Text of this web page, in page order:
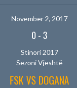
November 2, 2017
0 - 3
Stinori 2017
Sezoni Vjeshtë
FSK VS DOGANA